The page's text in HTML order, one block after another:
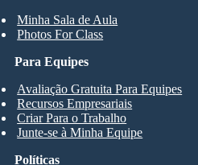
Minha Sala de Aula
Photos For Class
Para Equipes
Avaliação Gratuita Para Equipes
Recursos Empresariais
Criar Para o Trabalho
Junte-se à Minha Equipe
Políticas